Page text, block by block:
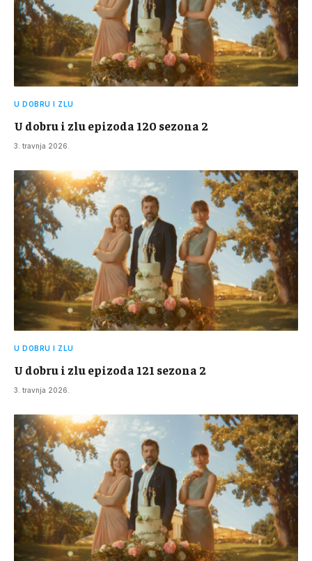
U DOBRU I ZLU
U dobru i zlu epizoda 120 sezona 2
3. travnja 2026.
U DOBRU I ZLU
U dobru i zlu epizoda 121 sezona 2
3. travnja 2026.